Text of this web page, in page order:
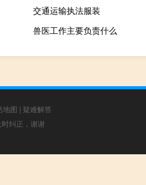
交通运输执法服装
兽医工作主要负责什么
地图 | 疑难解答
纠正，谢谢